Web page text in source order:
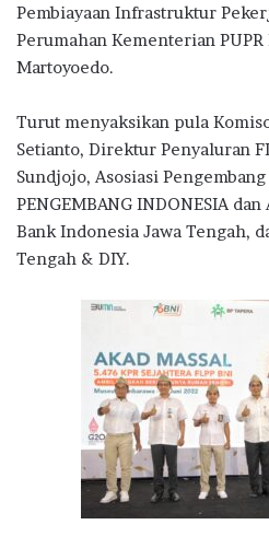
Pembiayaan Infrastruktur
Perumahan Kementerian PUPR
Martoyoedo.
Turut menyaksikan pula
Setianto, Direktur Penyaluran
Sundjojo, Asosiasi Pengembang
PENGEMBANG INDONESIA
Bank Indonesia Jawa Tengah,
Tengah & DIY.